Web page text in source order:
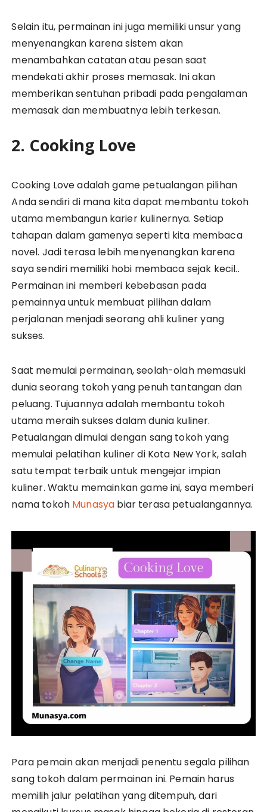
Selain itu, permainan ini juga memiliki unsur yang
menyenangkan karena sistem akan
menambahkan catatan atau pesan saat
mendekati akhir proses memasak. Ini akan
memberikan sentuhan pribadi pada pengalaman
memasak dan membuatnya lebih terkesan.
2. Cooking Love
Cooking Love adalah game petualangan pilihan
Anda sendiri di mana kita dapat membantu tokoh
utama membangun karier kulinernya. Setiap
tahapan dalam gamenya seperti kita membaca
novel. Jadi terasa lebih menyenangkan karena
saya sendiri memiliki hobi membaca sejak kecil..
Permainan ini memberi kebebasan pada
pemainnya untuk membuat pilihan dalam
perjalanan menjadi seorang ahli kuliner yang
sukses.
Saat memulai permainan, seolah-olah memasuki
dunia seorang tokoh yang penuh tantangan dan
peluang. Tujuannya adalah membantu tokoh
utama meraih sukses dalam dunia kuliner.
Petualangan dimulai dengan sang tokoh yang
memulai pelatihan kuliner di Kota New York, salah
satu tempat terbaik untuk mengejar impian
kuliner. Waktu memainkan game ini, saya memberi
nama tokoh Munasya biar terasa petualangannya.
Para pemain akan menjadi penentu segala pilihan
sang tokoh dalam permainan ini. Pemain harus
memilih jalur pelatihan yang ditempuh, dari